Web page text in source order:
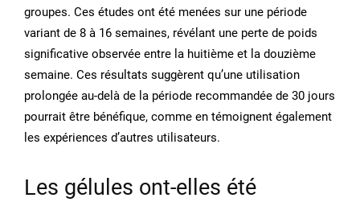
groupes. Ces études ont été menées sur une période
variant de 8 à 16 semaines, révélant une perte de poids
significative observée entre la huitième et la douzième
semaine. Ces résultats suggèrent qu’une utilisation
prolongée au-delà de la période recommandée de 30 jours
pourrait être bénéfique, comme en témoignent également
les expériences d’autres utilisateurs.
Les gélules ont-elles été